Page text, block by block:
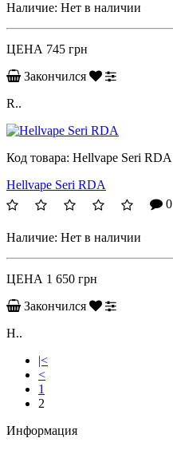
Наличие: Нет в наличии
ЦЕНА 745 грн
Закончился
R..
Код товара: Hellvape Seri RDA
Hellvape Seri RDA
0
Наличие: Нет в наличии
ЦЕНА 1 650 грн
Закончился
H..
|<
<
1
2
Информация